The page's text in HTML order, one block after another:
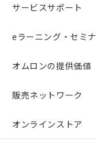
サービスサポート
eラーニング・セミナ
オムロンの提供価値
販売ネットワーク
オンラインストア